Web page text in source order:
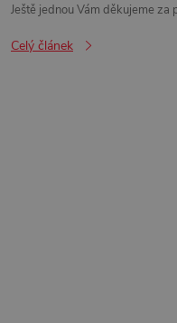
Ještě jednou Vám děkujeme za
Celý článek